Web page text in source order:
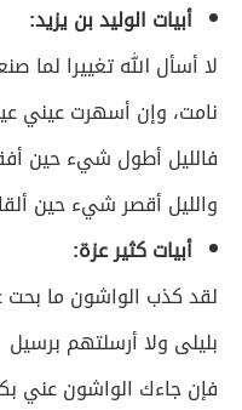
أبيات الوليد بن يزيد:
لا أسأل الله تغييرا لما
نامت، وإن أسهرت عيني
فالليل أطول شيء حين
والليل أقصر شيء حين
أبيات كثير عزة:
لقد كذب الواشون ما
بليلى ولا أرسلتهم برسيل
فإن جاءك الواشون عني